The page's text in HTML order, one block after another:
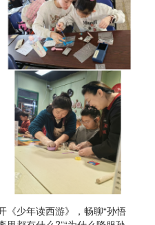
《少年读西游》，畅聊“孙悟